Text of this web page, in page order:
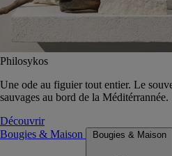
Philosykos
Une ode au figuier tout entier. Le
sauvages au bord de la Méditérrannée.
Découvrir
Bougies & Maison
Bougies & Maison